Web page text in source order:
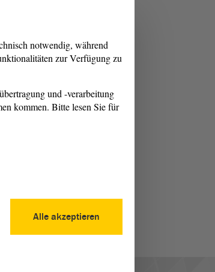
notwendig, während
zur Verfügung zu
und -verarbeitung
kommen. Bitte lesen Sie für
Alle akzeptieren